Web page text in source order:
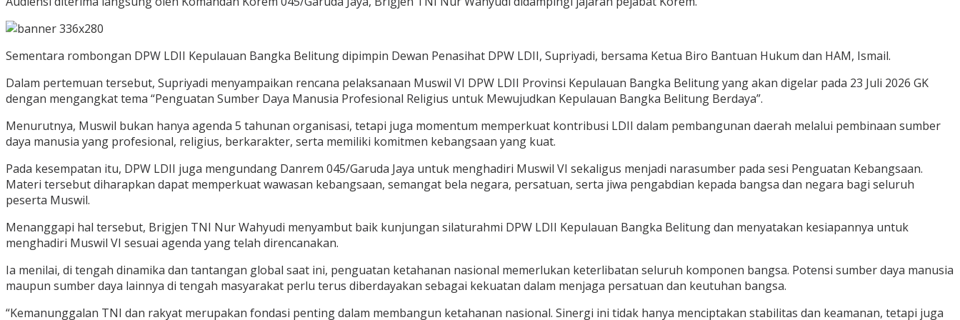
Sementara rombongan DPW LDII Kepulauan Bangka Belitung dipimpin Dewan Penasihat DPW LDII, Supriyadi, bersama Ketua Biro Bantuan Hukum dan HAM, Ismail.
Dalam pertemuan tersebut, Supriyadi menyampaikan rencana pelaksanaan Muswil VI DPW LDII Provinsi Kepulauan Bangka Belitung yang akan digelar pada 23 Juli 2026 GK
dengan mengangkat tema “Penguatan Sumber Daya Manusia Profesional Religius untuk Mewujudkan Kepulauan Bangka Belitung Berdaya”.
Menurutnya, Muswil bukan hanya agenda 5 tahunan organisasi, tetapi juga momentum memperkuat kontribusi LDII dalam pembangunan daerah melalui pembinaan sumber
daya manusia yang profesional, religius, berkarakter, serta memiliki komitmen kebangsaan yang kuat.
Pada kesempatan itu, DPW LDII juga mengundang Danrem 045/Garuda Jaya untuk menghadiri Muswil VI sekaligus menjadi narasumber pada sesi Penguatan Kebangsaan.
Materi tersebut diharapkan dapat memperkuat wawasan kebangsaan, semangat bela negara, persatuan, serta jiwa pengabdian kepada bangsa dan negara bagi seluruh
peserta Muswil.
Menanggapi hal tersebut, Brigjen TNI Nur Wahyudi menyambut baik kunjungan silaturahmi DPW LDII Kepulauan Bangka Belitung dan menyatakan kesiapannya untuk
menghadiri Muswil VI sesuai agenda yang telah direncanakan.
Ia menilai, di tengah dinamika dan tantangan global saat ini, penguatan ketahanan nasional memerlukan keterlibatan seluruh komponen bangsa. Potensi sumber daya manusia
maupun sumber daya lainnya di tengah masyarakat perlu terus diberdayakan sebagai kekuatan dalam menjaga persatuan dan keutuhan bangsa.
“Kemanunggalan TNI dan rakyat merupakan fondasi penting dalam membangun ketahanan nasional. Sinergi ini tidak hanya menciptakan stabilitas dan keamanan, tetapi juga